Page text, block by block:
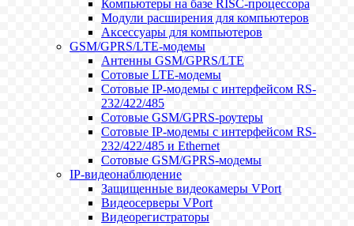
Компьютеры на базе RISC-процессора
Модули расширения для компьютеров
Аксессуары для компьютеров
GSM/GPRS/LTE-модемы
Антенны GSM/GPRS/LTE
Сотовые LTE-модемы
Сотовые IP-модемы с интерфейсом RS-
232/422/485
Сотовые GSM/GPRS-роутеры
Сотовые IP-модемы с интерфейсом RS-
232/422/485 и Ethernet
Сотовые GSM/GPRS-модемы
IP-видеонаблюдение
Защищенные видеокамеры VPort
Видеосерверы VPort
Видеорегистраторы